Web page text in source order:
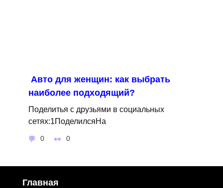
Авто для женщин: как выбрать
наиболее подходящий?
Поделитья с друзьями в социальных
сетях:1ПоделилсяНа
0 0
Главная